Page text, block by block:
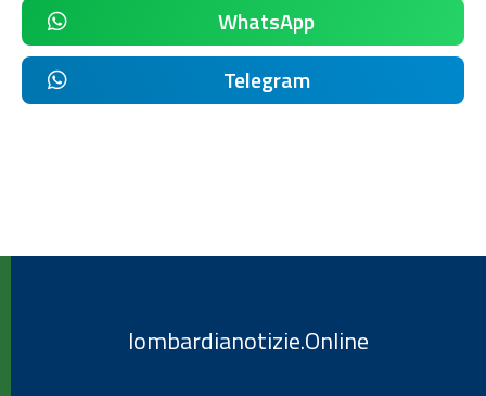
WhatsApp
Telegram
lombardianotizie.Online